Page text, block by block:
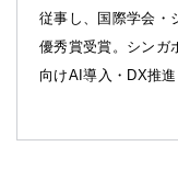
従事し、国際学会・
優秀賞受賞。シンガ
向けAI導入・DX推進